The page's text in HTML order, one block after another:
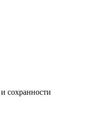
сохранности